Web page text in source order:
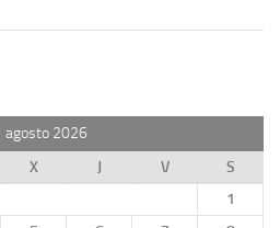
agosto 2026
X J V
S
1